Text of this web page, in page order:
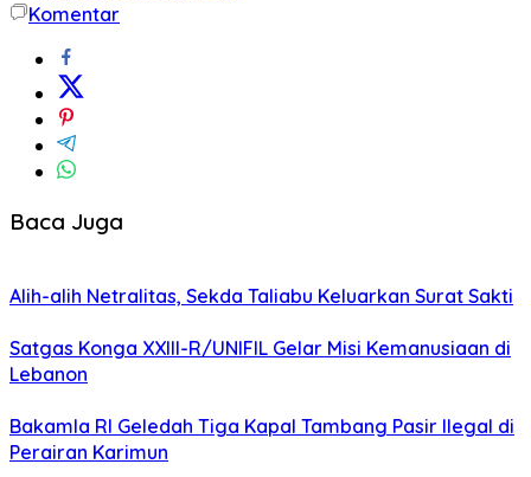
Komentar
Baca Juga
Alih-alih Netralitas, Sekda Taliabu Keluarkan Surat Sakti
Satgas Konga XXIII-R/UNIFIL Gelar Misi Kemanusiaan di
Lebanon
Bakamla RI Geledah Tiga Kapal Tambang Pasir Ilegal di
Perairan Karimun